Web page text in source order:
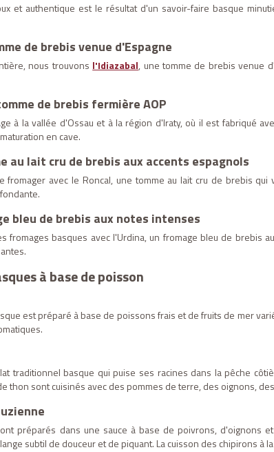
et authentique est le résultat d'un savoir-faire basque
de brebis venue d'Espagne
nous trouvons l'Idiazabal, une tomme de brebis venue
de brebis fermière AOP
à la vallée d'Ossau et à la région d'Iraty, où il est fabriqué
en cave.
au lait cru de brebis aux accents espagnols
fromager avec le Roncal, une tomme au lait cru de brebis
bleu de brebis aux notes intenses
fromages basques avec l'Urdina, un fromage bleu de
à base de poisson
est préparé à base de poissons frais et de fruits de mer
traditionnel basque qui puise ses racines dans la pêche
thon sont cuisinés avec des pommes de terre, des oignons,
préparés dans une sauce à base de poivrons, d'oignons
subtil de douceur et de piquant. La cuisson des chipirons